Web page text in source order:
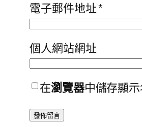
電子郵件地址*
個人網站網址
在瀏覽器中儲存顯